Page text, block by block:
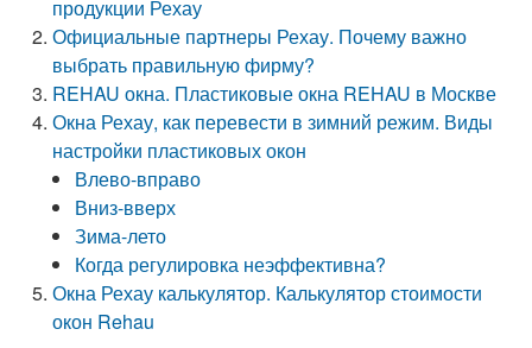
продукции Рехау
Официальные партнеры Рехау. Почему важно
выбрать правильную фирму?
REHAU окна. Пластиковые окна REHAU в Москве
Окна Рехау, как перевести в зимний режим. Виды
настройки пластиковых окон
Влево-вправо
Вниз-вверх
Зима-лето
Когда регулировка неэффективна?
Окна Рехау калькулятор. Калькулятор стоимости
окон Rehau